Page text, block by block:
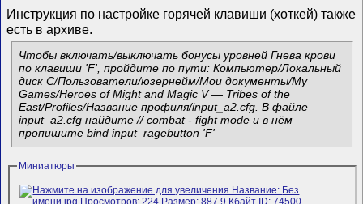
Инструкция по настройке горячей клавиши (хоткей) также
есть в архиве.
Чтобы включать/выключать бонусы уровней Гнева крови
по клавиши 'F', пройдите по пути: Компьютер/Локальный
диск C/Пользователи/юзернейм/Мои документы/My
Games/Heroes of Might and Magic V — Tribes of the
East/Profiles/Название профиля/input_a2.cfg. В файле
input_a2.cfg найдите // combat - fight mode и в нём
пропишите bind input_ragebutton 'F'
Миниатюры